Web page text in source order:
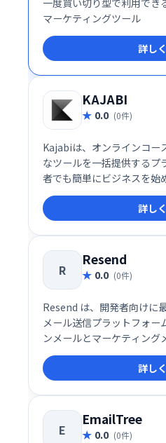
マーケティングツール
詳し
KAJABI
0.0 (0件)
Kajabiは、オンラインコー
なツールを一括提供するプ
者でも簡単にビジネスを始
す。
詳し
R
Resend
0.0 (0件)
Resend は、開発者向けに
メール送信プラットフォー
ンメールとマーケティング
とスピードで届けること
す。メールの信頼性や配信
発者体験（DX）を徹底的
SaaS企業やスタートアッ
す。
詳し
E
EmailTree
0.0 (0件)